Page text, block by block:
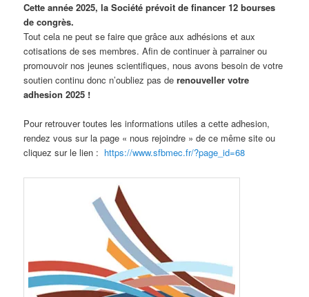
Cette année 2025, la Société prévoit de financer 12 bourses
de congrès.
Tout cela ne peut se faire que grâce aux adhésions et aux
cotisations de ses membres. Afin de continuer à parrainer ou
promouvoir nos jeunes scientifiques, nous avons besoin de votre
soutien continu donc n’oubliez pas derenouveller votre
adhesion 2025 !
Pour retrouver toutes les informations utiles a cette adhesion,
rendez vous sur la page « nous rejoindre » de ce même site ou
cliquez sur le lien : https://www.sfbmec.fr/?page_id=68